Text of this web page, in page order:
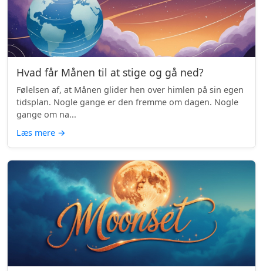
Hvad får Månen til at stige og gå ned?
Følelsen af, at Månen glider hen over himlen på sin egen
tidsplan. Nogle gange er den fremme om dagen. Nogle
gange om na...
Læs mere →